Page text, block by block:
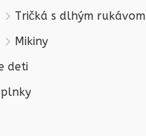
Tričká s dlhým rukávom
Mikiny
deti